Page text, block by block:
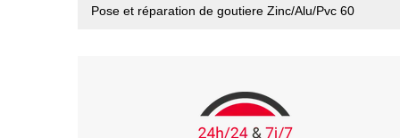
Pose et réparation de goutiere Zinc/Alu/Pvc 60